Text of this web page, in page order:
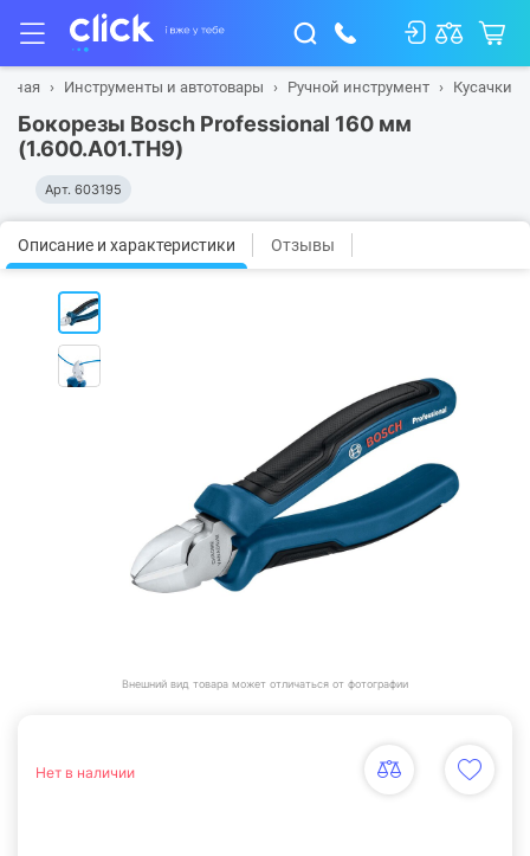
Инструменты и автотовары Ручной инструмент Кусачки
Бокорезы Bosch Professional 160 мм
(1.600.A01.TH9)
Арт. 603195
Описание и характеристики Отзывы
Внешний вид товара может отличаться от фотографии
Нет в наличии